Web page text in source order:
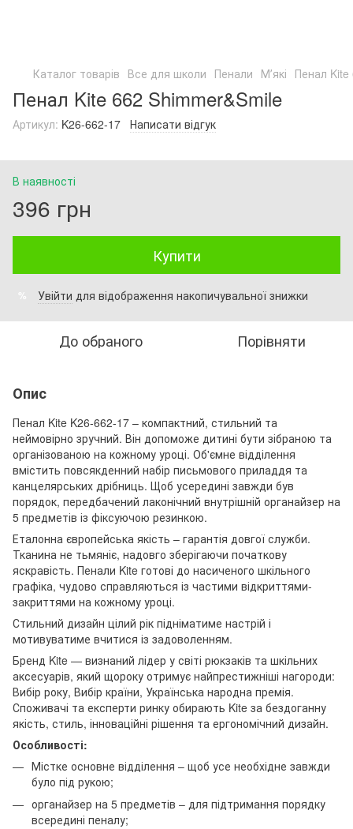
Каталог товарів Все для школи Пенали Мʼякі Пенал Kite
Пенал Kite 662 Shimmer&Smile
Артикул: K26-662-17 Написати відгук
В наявності
396 грн
Купити
% Увійти для відображення накопичувальної знижки
До обраного Порівняти
Опис
Пенал Kite K26-662-17 – компактний, стильний та
неймовірно зручний. Він допоможе дитині бути зібраною та
організованою на кожному уроці. Об'ємне відділення
вмістить повсякденний набір письмового приладдя та
канцелярських дрібниць. Щоб усередині завжди був
порядок, передбачений лаконічний внутрішній органайзер на
5 предметів із фіксуючою резинкою.
Еталонна європейська якість – гарантія довгої служби.
Тканина не тьмяніє, надовго зберігаючи початкову
яскравість. Пенали Kite готові до насиченого шкільного
графіка, чудово справляються із частими відкриттями-
закриттями на кожному уроці.
Стильний дизайн цілий рік підніматиме настрій і
мотивуватиме вчитися із задоволенням.
Бренд Kite — визнаний лідер у світі рюкзаків та шкільних
аксесуарів, який щороку отримує найпрестижніші нагороди:
Вибір року, Вибір країни, Українська народна премія.
Споживачі та експерти ринку обирають Kite за бездоганну
якість, стиль, інноваційні рішення та ергономічний дизайн.
Особливості:
Містке основне відділення – щоб усе необхідне завжди
було під рукою;
органайзер на 5 предметів – для підтримання порядку
всередині пеналу;